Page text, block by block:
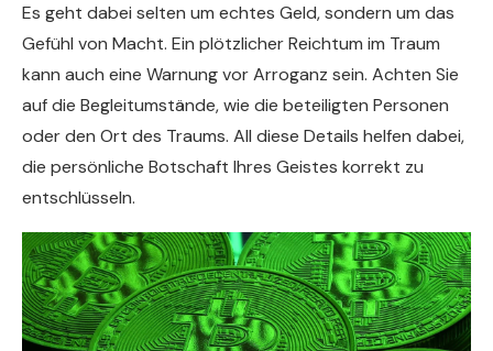
Es geht dabei selten um echtes Geld, sondern um das
Gefühl von Macht. Ein plötzlicher Reichtum im Traum
kann auch eine Warnung vor Arroganz sein. Achten Sie
auf die Begleitumstände, wie die beteiligten Personen
oder den Ort des Traums. All diese Details helfen dabei,
die persönliche Botschaft Ihres Geistes korrekt zu
entschlüsseln.